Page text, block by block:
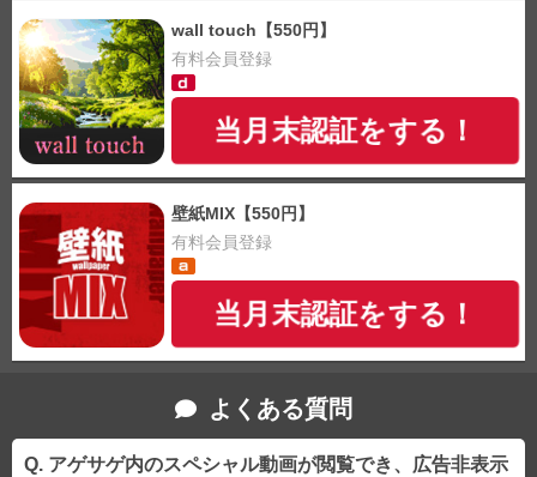
wall touch【550円】
有料会員登録
当月末認証をする！
壁紙MIX【550円】
有料会員登録
当月末認証をする！
よくある質問
アゲサゲ内のスペシャル動画が閲覧でき、広告非表示